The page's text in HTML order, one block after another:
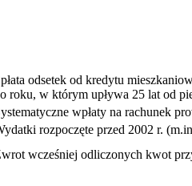
odsetek od kredytu
roku, w którym upływa 25 lat od
wpłaty na rachunek
rozpoczęte przed 2002 r.
wcześniej odliczonych kwot